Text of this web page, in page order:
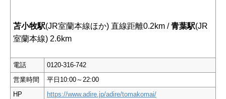
苫小牧駅(JR室蘭本線ほか) 直線距離0.2km /青葉駅(JR
室蘭本線) 2.6km
電話
0120-316-742
営業時間
平日10:00～22:00
HP
https://www.adire.jp/adire/tomakomai/